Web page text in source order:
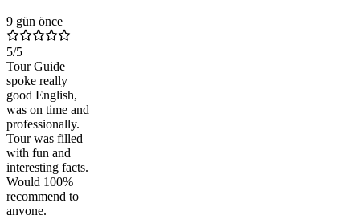
9 gün önce
5/5
Tour Guide
spoke really
good English,
was on time and
professionally.
Tour was filled
with fun and
interesting facts.
Would 100%
recommend to
anyone.